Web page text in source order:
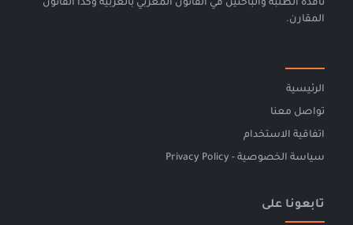
نافدة الطلبة والباحثين في القانون المغربي بالعربية وكذا القانون
المقارن.
الرئيسية
تواصل معنا
اتفاقية الاستخدام
سياسة الخصوصية - Privacy Policy
تابعونا على